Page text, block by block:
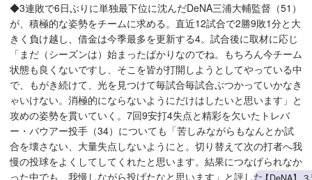
◆3連敗で6日ぶりに単独最下位に沈んだDeNA三浦大輔監督（51）
が、積極的な姿勢をチームに求める。直近12試合で2勝9敗1分と大
きく負け越し、借金は今季最多を更新する4。試合後に取材に応じ
「まだ（シーズンは）始まったばかりなのでね。もちろん今チーム
状態も良くないですし、そこを皆が打開しようとしてやっている中
で、もがき続けて、光を見つけて毎試合毎試合ぶつかっていかなき
ゃいけない。消極的にならないようにだけはしたいと思います」と
攻めの姿勢を貫いていく。7回9安打4失点と精彩を欠いたトレバ
ー・バウアー投手（34）についても「苦しみながらもなんとか試
合を壊さない、大量失点しないようにと。切り替えて次の打者へ我
慢の投球をよくしてしてくれたと思います。結果につなげられなか
った中でも、我慢しながら投げたなと思います」と評した。